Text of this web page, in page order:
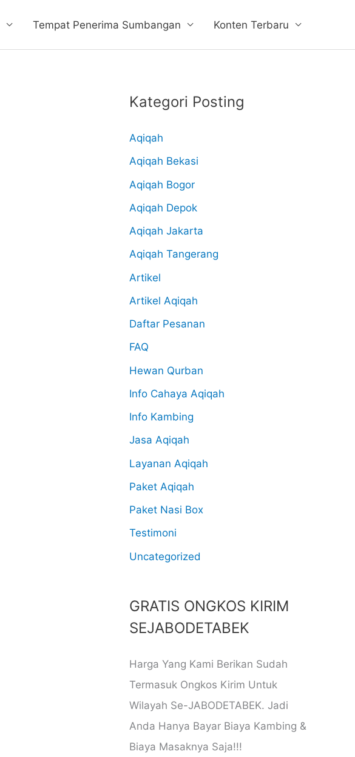
Tempat Penerima Sumbangan Konten Terbaru
Kategori Posting
Aqiqah
Aqiqah Bekasi
Aqiqah Bogor
Aqiqah Depok
Aqiqah Jakarta
Aqiqah Tangerang
Artikel
Artikel Aqiqah
Daftar Pesanan
FAQ
Hewan Qurban
Info Cahaya Aqiqah
Info Kambing
Jasa Aqiqah
Layanan Aqiqah
Paket Aqiqah
Paket Nasi Box
Testimoni
Uncategorized
GRATIS ONGKOS KIRIM
SEJABODETABEK
Harga Yang Kami Berikan Sudah
Termasuk Ongkos Kirim Untuk
Wilayah Se-JABODETABEK. Jadi
Anda Hanya Bayar Biaya Kambing &
Biaya Masaknya Saja!!!